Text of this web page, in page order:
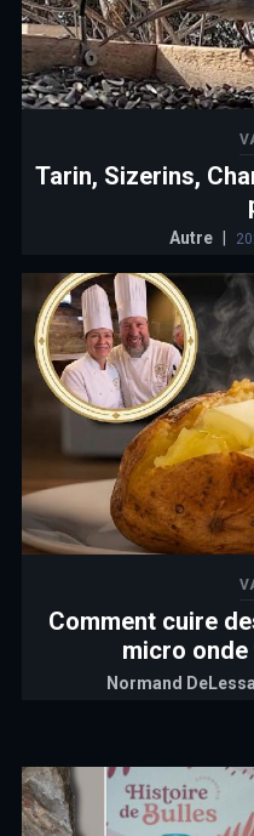
Tarin, Sizerins,
Autre
Comment cuire
micro
Normand